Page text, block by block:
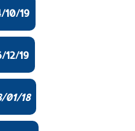
10/19
12/19
01/18